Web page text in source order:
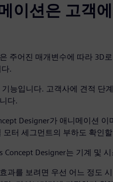
이션은 고객
주어진 매개변수에 따라 3D
.
능입니다. 고객사에 견적 단
다.
Designer가 애니메이션
모터 세그먼트의 부하도 확인
Concept Designer는 기계 및
과를 보려면 우선 어느 정도